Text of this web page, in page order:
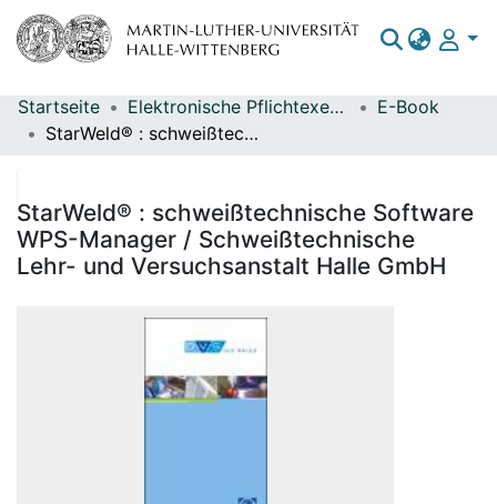
Bereiche & Sammlungen
Statistiken
Startseite Elektronische Pflichtexemplare
E-Book
StarWeld® : schweißtechnische Software WPS-Manager / Schweißtechnische Lehr- und Versuchsanstalt Halle GmbH
StarWeld® : schweißtechnische Software
WPS-Manager / Schweißtechnische
Lehr- und Versuchsanstalt Halle GmbH